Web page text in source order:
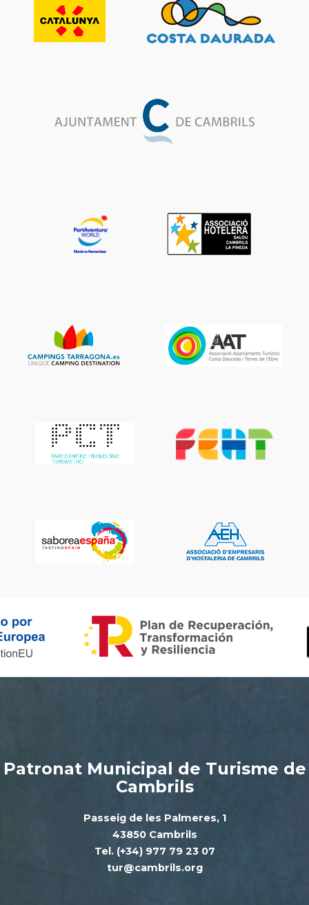
Patronat Municipal de Turisme de
Cambrils
Passeig de les Palmeres, 1
43850 Cambrils
Tel. (+34) 977 79 23 07
tur@cambrils.org